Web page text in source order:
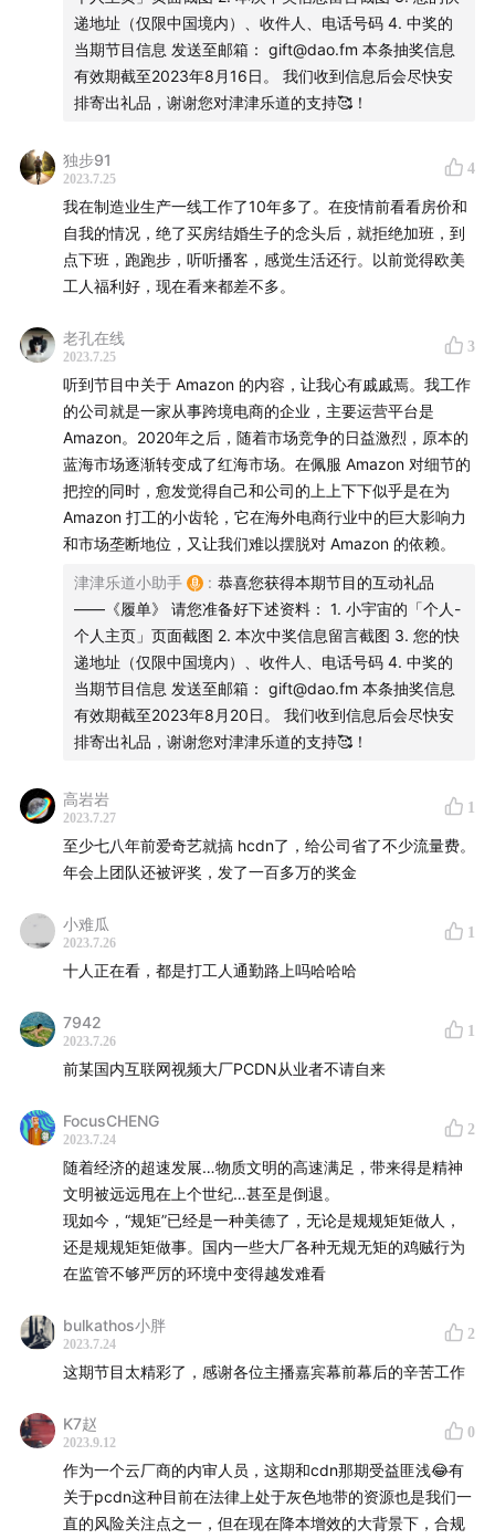
58453/58807（什么商宽都不满足了，要DIA，PTN接双路
主备）
感觉本期节目相当适合V2ex宽带症候群，全球主机论坛甚至
一天到晚就喜欢traceroute
我推荐Snazzy Labs这期参观犹他州的UTOPIA Fiber，机房
里好多已经被诺基亚收购的Alcatel-Lucent阿尔卡特-朗讯
（话说这加拿大Bell Telus甚至部分FTTH接入的Rogers（比
如渥太华部分地区）和Shaw都用的Alcatel-Lucent的光猫，
https://youtu.be/2e9DNwInTE4
视频质量是比较可笑的。
PCDN会通过什么客户端提供服务：看公司。移动端、PC端
和电视OTT端都有可能参与。不同的公司规则不同。但是如
果移动端如果要参与PCDN的上传工作，占用上传带宽，据
我所知是都会告知用户的。（比如某些app的极速版与普通
PCDN和传统CDN的服务质量哪个更好：传统CDN。PCDN
的服务质量会收到服务节点所处在的地理位置、网络状况、
系统版本和机器型号等诸多因素影响，很难控制。在上CDN
服务之后播放质量统计会有明显下降。
哪个占视频播放服务的大头：看公司的主要播放策略。
的作用，而不是主播揣测的“只是想鸡贼”
PCDN通常会存什么内容：根据预测算法和站内推广需求，
储存较热的视频内容。
最后就是想说，其实整个业务确实是在法律监管和运营商的
利益边缘来回摩擦。但是在大多数用户通过移动端能享受到
PCDN播放视频过程中下载加速，且app没有强行占用移动
端上传带宽的基础下，根本没有必要担心和指责PCDN。我
不确定主播的描述是不是爱奇艺在它们OTT的app上安装乐
时候视频网站才回主动利用你本地网络的上传带宽。
递地址（仅限中国境内）、收件人、电话号码 4. 中奖的
当期节目信息 发送至邮箱： gift@dao.fm 本条抽奖信息
有效期截至2023年8月16日。 我们收到信息后会尽快安
排寄出礼品，谢谢您对津津乐道的支持🥰！
独步91
2023.7.25
4
我在制造业生产一线工作了10年多了。在疫情前看看房价和
自我的情况，绝了买房结婚生子的念头后，就拒绝加班，到
点下班，跑跑步，听听播客，感觉生活还行。以前觉得欧美
工人福利好，现在看来都差不多。
老孔在线
2023.7.25
3
听到节目中关于 Amazon 的内容，让我心有戚戚焉。我工作
的公司就是一家从事跨境电商的企业，主要运营平台是
Amazon。2020年之后，随着市场竞争的日益激烈，原本的
蓝海市场逐渐转变成了红海市场。在佩服 Amazon 对细节的
把控的同时，愈发觉得自己和公司的上上下下似乎是在为
Amazon 打工的小齿轮，它在海外电商行业中的巨大影响力
和市场垄断地位，又让我们难以摆脱对 Amazon 的依赖。
津津乐道小助手 : 恭喜您获得本期节目的互动礼品
——《履单》 请您准备好下述资料： 1. 小宇宙的「个人-
个人主页」页面截图 2. 本次中奖信息留言截图 3. 您的快
递地址（仅限中国境内）、收件人、电话号码 4. 中奖的
当期节目信息 发送至邮箱： gift@dao.fm 本条抽奖信息
有效期截至2023年8月20日。 我们收到信息后会尽快安
排寄出礼品，谢谢您对津津乐道的支持🥰！
高岩岩
2023.7.27
1
至少七八年前爱奇艺就搞 hcdn了，给公司省了不少流量费。
年会上团队还被评奖，发了一百多万的奖金
小难瓜
2023.7.26
1
十人正在看，都是打工人通勤路上吗哈哈哈
7942
2023.7.26
1
前某国内互联网视频大厂PCDN从业者不请自来
FocusCHENG
2023.7.24
2
随着经济的超速发展…物质文明的高速满足，带来得是精神
文明被远远甩在上个世纪…甚至是倒退。
现如今，“规矩”已经是一种美德了，无论是规规矩矩做人，
还是规规矩矩做事。国内一些大厂各种无规无矩的鸡贼行为
在监管不够严厉的环境中变得越发难看
bulkathos小胖
2023.7.24
2
这期节目太精彩了，感谢各位主播嘉宾幕前幕后的辛苦工作
K7赵
2023.9.12
0
作为一个云厂商的内审人员，这期和cdn那期受益匪浅😂有
关于pcdn这种目前在法律上处于灰色地带的资源也是我们一
直的风险关注点之一，但在现在降本增效的大背景下，合规